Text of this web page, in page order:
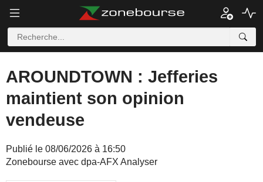
AROUNDTOWN : Jefferies
maintient son opinion
vendeuse
Publié le 08/06/2026 à 16:50
Zonebourse avec dpa-AFX Analyser